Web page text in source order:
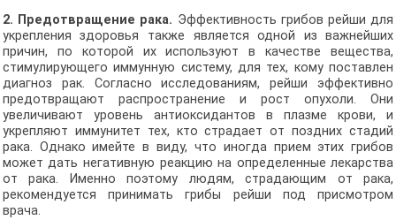
2. Предотвращение рака. Эффективность грибов рейши для
укрепления здоровья также является одной из важнейших
причин, по которой их используют в качестве вещества,
стимулирующего иммунную систему, для тех, кому поставлен
диагноз рак. Согласно исследованиям, рейши эффективно
предотвращают распространение и рост опухоли. Они
увеличивают уровень антиоксидантов в плазме крови, и
укрепляют иммунитет тех, кто страдает от поздних стадий
рака. Однако имейте в виду, что иногда прием этих грибов
может дать негативную реакцию на определенные лекарства
от рака. Именно поэтому людям, страдающим от рака,
рекомендуется принимать грибы рейши под присмотром
врача.